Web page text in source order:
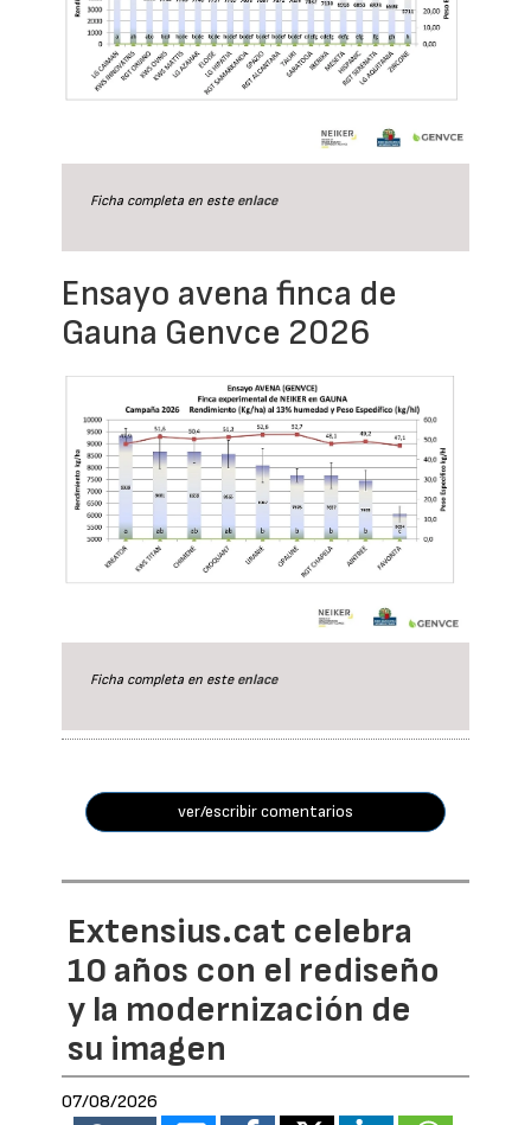
Ficha completa en este enlace
Ensayo avena finca de
Gauna Genvce 2026
Ficha completa en este enlace
ver/escribir comentarios
Extensius.cat celebra
10 años con el rediseño
y la modernización de
su imagen
07/08/2026